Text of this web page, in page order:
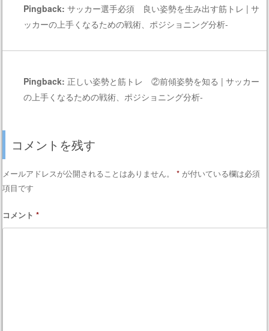
Pingback:サッカー選手必須 良い姿勢を生み出す筋トレ | サ
ッカーの上手くなるための戦術、ポジショニング分析-
Pingback: 正しい姿勢と筋トレ ②前傾姿勢を知る | サッカー
の上手くなるための戦術、ポジショニング分析-
コメントを残す
メールアドレスが公開されることはありません。 * が付いている欄は必須
項目です
コメント*